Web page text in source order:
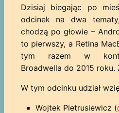
Dzisiaj biegając po
odcinek na dwa
chodzą po głowie –
to pierwszy, a Retina
tym razem w
Broadwella do 2015 roku.
W tym odcinku udział
Wojtek Pietrusiewicz (